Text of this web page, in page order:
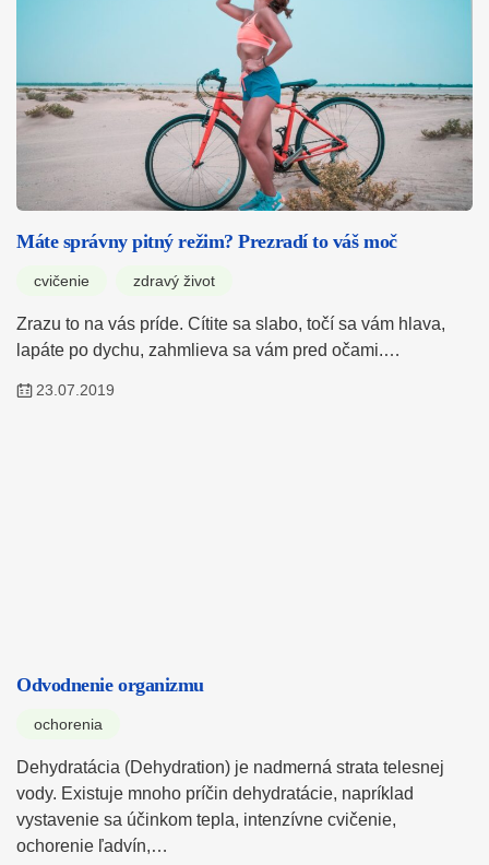
Máte správny pitný režim? Prezradí to váš moč
cvičenie zdravý život
Zrazu to na vás príde. Cítite sa slabo, točí sa vám hlava,
lapáte po dychu, zahmlieva sa vám pred očami.…
23.07.2019
Odvodnenie organizmu
ochorenia
Dehydratácia (Dehydration) je nadmerná strata telesnej
vody. Existuje mnoho príčin dehydratácie, napríklad
vystavenie sa účinkom tepla, intenzívne cvičenie,
ochorenie ľadvín,…